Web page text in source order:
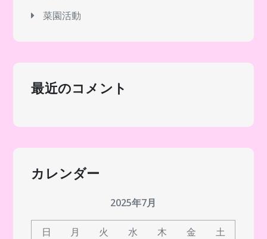
菜園活動
最近のコメント
カレンダー
2025年7月
日 月 火 水 木 金
土